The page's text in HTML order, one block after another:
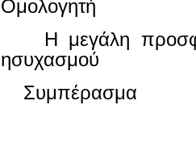
Ομολογητή
Η μεγάλη
ησυχασμού
Συμπέρασμα